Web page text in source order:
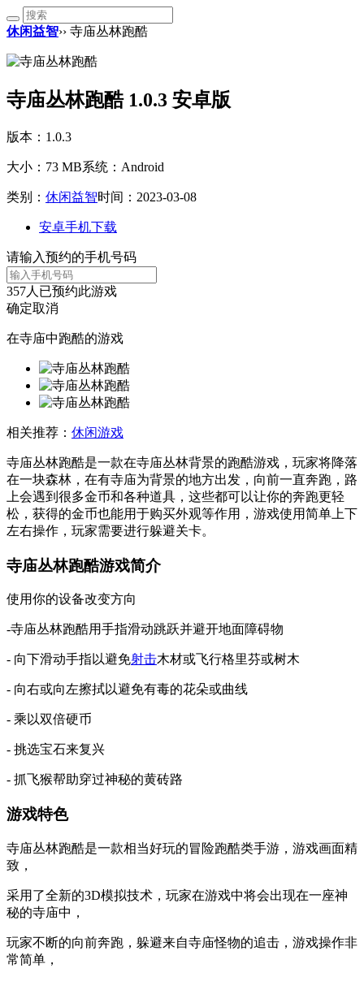
休闲益智›› 寺庙丛林跑酷
寺庙丛林跑酷 1.0.3 安卓版
版本：1.0.3
大小：73 MB系统：Android
类别： 休闲益智时间：2023-03-08
安卓手机下载
请输入预约的手机号码
357人已预约此游戏
确定取消
在寺庙中跑酷的游戏
相关推荐： 休闲游戏
寺庙丛林跑酷是一款在寺庙丛林背景的跑酷游戏，玩家将降落
在一块森林，在有寺庙为背景的地方出发，向前一直奔跑，路
上会遇到很多金币和各种道具，这些都可以让你的奔跑更轻
松，获得的金币也能用于购买外观等作用，游戏使用简单上下
左右操作，玩家需要进行躲避关卡。
寺庙丛林跑酷游戏简介
使用你的设备改变方向
-寺庙丛林跑酷用手指滑动跳跃并避开地面障碍物
- 向下滑动手指以避免射击木材或飞行格里芬或树木
- 向右或向左擦拭以避免有毒的花朵或曲线
- 乘以双倍硬币
- 挑选宝石来复兴
- 抓飞猴帮助穿过神秘的黄砖路
游戏特色
寺庙丛林跑酷是一款相当好玩的冒险跑酷类手游，游戏画面精
致，
采用了全新的3D模拟技术，玩家在游戏中将会出现在一座神
秘的寺庙中，
玩家不断的向前奔跑，躲避来自寺庙怪物的追击，游戏操作非
常简单，